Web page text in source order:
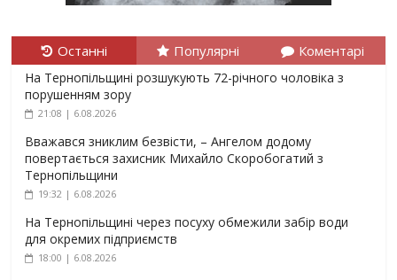
Останні Популярні Коментарі
На Тернопільщині розшукують 72-річного чоловіка з
порушенням зору
21:08 | 6.08.2026
Вважався зниклим безвісти, – Ангелом додому
повертається захисник Михайло Скоробогатий з
Тернопільщини
19:32 | 6.08.2026
На Тернопільщині через посуху обмежили забір води
для окремих підприємств
18:00 | 6.08.2026